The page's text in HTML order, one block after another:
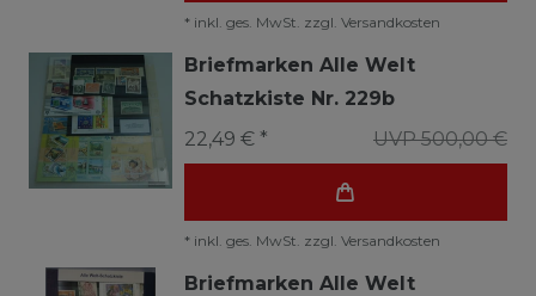
* inkl. ges. MwSt. zzgl. Versandkosten
Briefmarken Alle Welt
Schatzkiste Nr. 229b
UVP 500,00 €
22,49 € *
* inkl. ges. MwSt. zzgl. Versandkosten
Briefmarken Alle Welt